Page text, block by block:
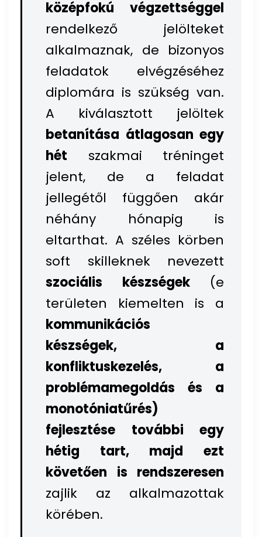
középfokú végzettséggel
rendelkező jelölteket
alkalmaznak, de bizonyos
feladatok elvégzéséhez
diplomára is szükség van.
A kiválasztott jelöltek
betanítása átlagosan egy
hét szakmai tréninget
jelent, de a feladat
jellegétől függően akár
néhány hónapig is
eltarthat. A széles körben
soft skilleknek nevezett
szociális készségek(e
területen kiemelten is a
kommunikációs
készségek, a
konfliktuskezelés, a
problémamegoldás és a
monotóniatűrés)
fejlesztése további egy
hétig tart, majd ezt
követően is rendszeresen
zajlik az alkalmazottak
körében.